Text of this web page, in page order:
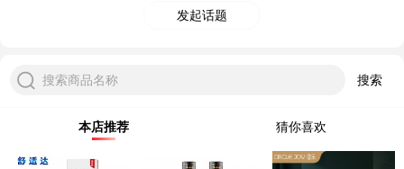
发起话题
搜索商品名称 搜索
本店推荐 猜你喜欢